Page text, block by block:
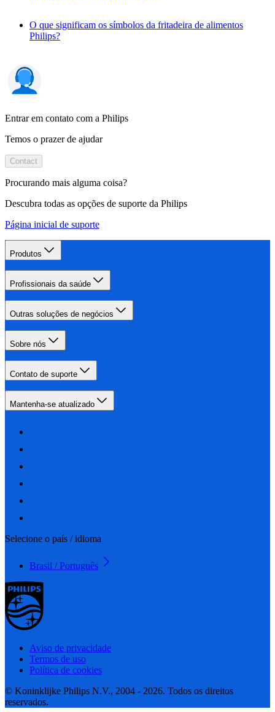
O que significam os símbolos da fritadeira de alimentos
Philips?
Entrar em contato com a Philips
Temos o prazer de ajudar
Contact
Procurando mais alguma coisa?
Descubra todas as opções de suporte da Philips
Página inicial de suporte
Produtos
Profissionais da saúde
Outras soluções de negócios
Sobre nós
Contato de suporte
Mantenha-se atualizado
Selecione o país / idioma
Brasil / Português
Aviso de privacidade
Termos de uso
Política de cookies
© Koninklijke Philips N.V., 2004 - 2026. Todos os direitos
reservados.